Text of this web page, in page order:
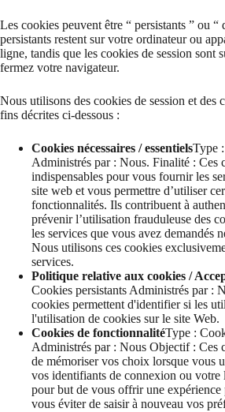
Les cookies peuvent être “ persistants ” ou “
persistants restent sur votre ordinateur ou
ligne, tandis que les cookies de session sont
fermez votre navigateur.
Nous utilisons des cookies de session et des
fins décrites ci-dessous :
Cookies nécessaires / essentielsType
Administrés par : Nous. Finalité : Ces
indispensables pour vous fournir les
site web et vous permettre d’utiliser
fonctionnalités. Ils contribuent à
prévenir l’utilisation frauduleuse des
les services que vous avez demandés
Nous utilisons ces cookies
services.
Politique relative aux cookies /
Cookies persistants Administrés par :
cookies permettent d'identifier si les
l'utilisation de cookies sur le site Web.
Cookies de fonctionnalitéType :
Administrés par : Nous Objectif : Ces
de mémoriser vos choix lorsque vous
vos identifiants de connexion ou votre
pour but de vous offrir une expérience
vous éviter de saisir à nouveau vos